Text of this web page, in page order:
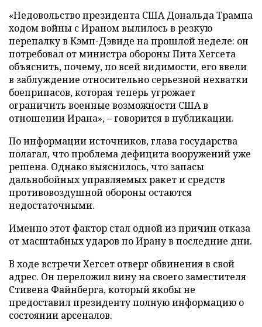
«Недовольство президента США Дональда Трампа
ходом войны с Ираном вылилось в резкую
перепалку в Кэмп-Дэвиде на прошлой неделе: он
потребовал от министра обороны Пита Хегсета
объяснить, почему, по всей видимости, его ввели
в заблуждение относительно серьезной нехватки
боеприпасов, которая теперь угрожает
ограничить военные возможности США в
отношении Ирана», – говорится в публикации.
По информации источников, глава государства
полагал, что проблема дефицита вооружений уже
решена. Однако выяснилось, что запасы
дальнобойных управляемых ракет и средств
противовоздушной обороны остаются
недостаточными.
Именно этот фактор стал одной из причин отказа
от масштабных ударов по Ирану в последние дни.
В ходе встречи Хегсет отверг обвинения в свой
адрес. Он переложил вину на своего заместителя
Стивена Файнберга, который якобы не
предоставил президенту полную информацию о
состоянии арсеналов.